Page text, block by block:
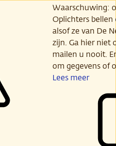
Waarschuwing:
Oplichters
alsof ze van De
zijn. Ga hier niet
mailen u nooit.
om gegevens of
Lees meer